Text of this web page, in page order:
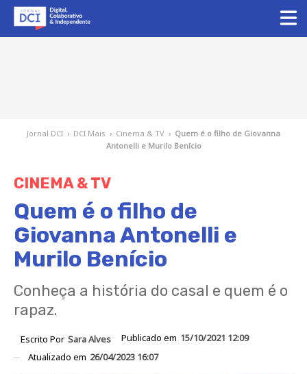
Jornal DCI › DCI Mais › Cinema & TV › Quem é o filho de Giovanna
Antonelli e Murilo Benício
CINEMA & TV
Quem é o filho de
Giovanna Antonelli e
Murilo Benício
Conheça a história do casal e quem é o
rapaz.
Escrito Por Sara Alves Publicado em 15/10/2021 12:09
Atualizado em 26/04/2023 16:07